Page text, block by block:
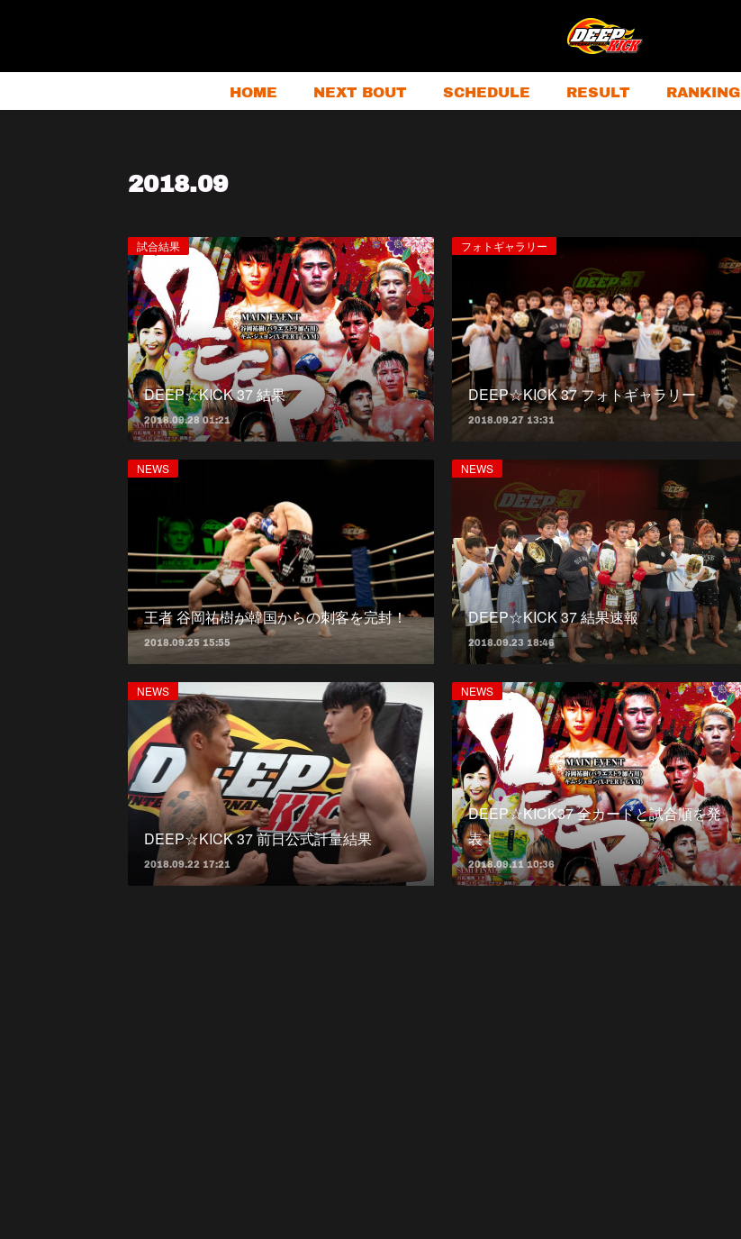
HOME NEXT BOUT SCHEDULE RESULT RANKING
2018.09
試合結果
DEEP☆KICK 37 結果
2018.09.28 01:21
フォトギャラリー
DEEP☆KICK 37 フォトギャラリー
2018.09.27 13:31
NEWS
王者 谷岡祐樹が韓国からの刺客を完封！
2018.09.25 15:55
NEWS
DEEP☆KICK 37 結果速報
2018.09.23 18:46
NEWS
DEEP☆KICK 37 前日公式計量結果
2018.09.22 17:21
NEWS
DEEP☆KICK37 全カードと試合順を発
表！
2018.09.11 10:36